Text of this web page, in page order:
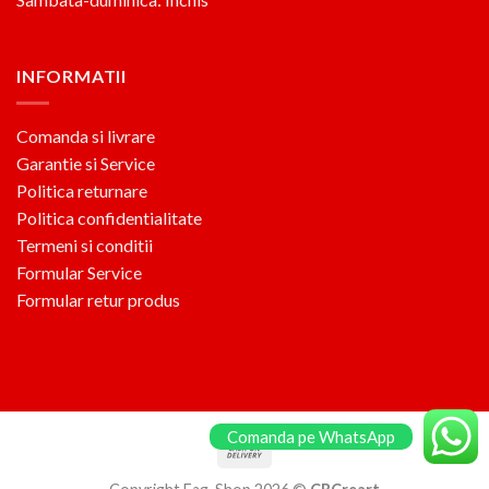
INFORMATII
Comanda si livrare
Garantie si Service
Politica returnare
Politica confidentialitate
Termeni si conditii
Formular Service
Formular retur produs
Comanda pe WhatsApp